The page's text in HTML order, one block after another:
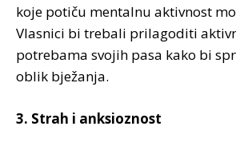
koje potiču mentalnu aktivnost
Vlasnici bi trebali prilagoditi
potrebama svojih pasa kako bi
oblik bježanja.
3. Strah i anksioznost